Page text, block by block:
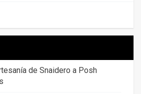
de Snaidero a Posh